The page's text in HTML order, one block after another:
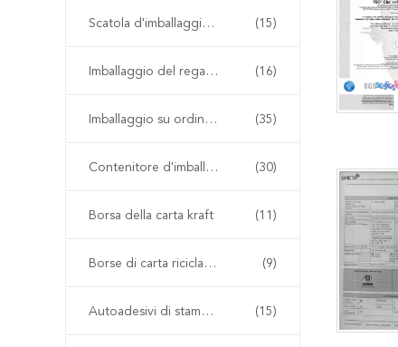
Scatola d'imballaggio della parrucca (15)
Imballaggio del regalo del contenitore di orologio (16)
Imballaggio su ordinazione del regalo (35)
Contenitore d'imballaggio di carta kraft (30)
Borsa della carta kraft (11)
Borse di carta riciclabili del regalo (9)
Autoadesivi di stampa offset (15)